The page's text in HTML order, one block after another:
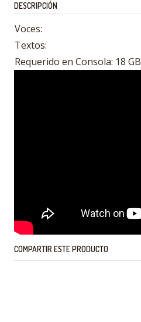
DESCRIPCIÓN
Voces:
Textos:
Requerido en Consola: 18 GB
COMPARTIR ESTE PRODUCTO